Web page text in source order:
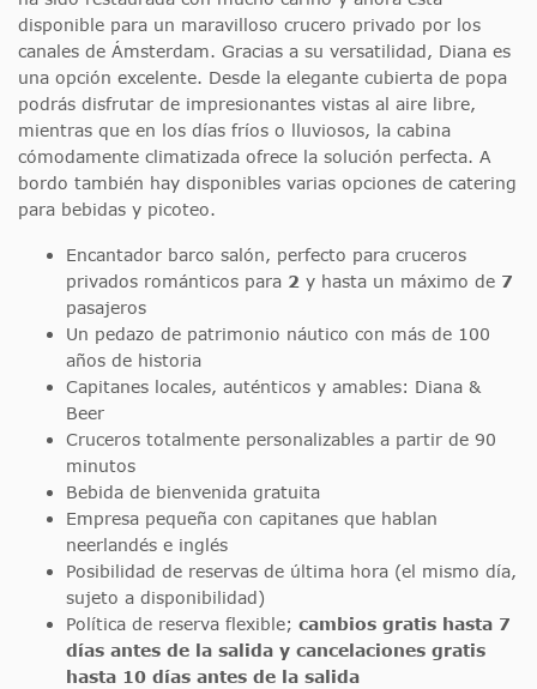
disponible para un maravilloso crucero privado por los
canales de Ámsterdam. Gracias a su versatilidad, Diana es
una opción excelente. Desde la elegante cubierta de popa
podrás disfrutar de impresionantes vistas al aire libre,
mientras que en los días fríos o lluviosos, la cabina
cómodamente climatizada ofrece la solución perfecta. A
bordo también hay disponibles varias opciones de catering
para bebidas y picoteo.
Encantador barco salón, perfecto para cruceros
privados románticos para 2 y hasta un máximo de 7
pasajeros
Un pedazo de patrimonio náutico con más de 100
años de historia
Capitanes locales, auténticos y amables: Diana &
Beer
Cruceros totalmente personalizables a partir de 90
minutos
Bebida de bienvenida gratuita
Empresa pequeña con capitanes que hablan
neerlandés e inglés
Posibilidad de reservas de última hora (el mismo día,
sujeto a disponibilidad)
Política de reserva flexible; cambios gratis hasta 7
días antes de la salida y cancelaciones gratis
hasta 10 días antes de la salida